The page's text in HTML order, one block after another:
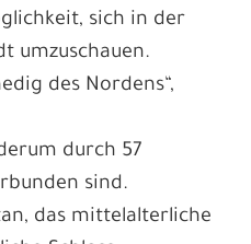
sich in der
umzuschauen.
des Nordens“,
durch 57
sind.
das mittelalterliche